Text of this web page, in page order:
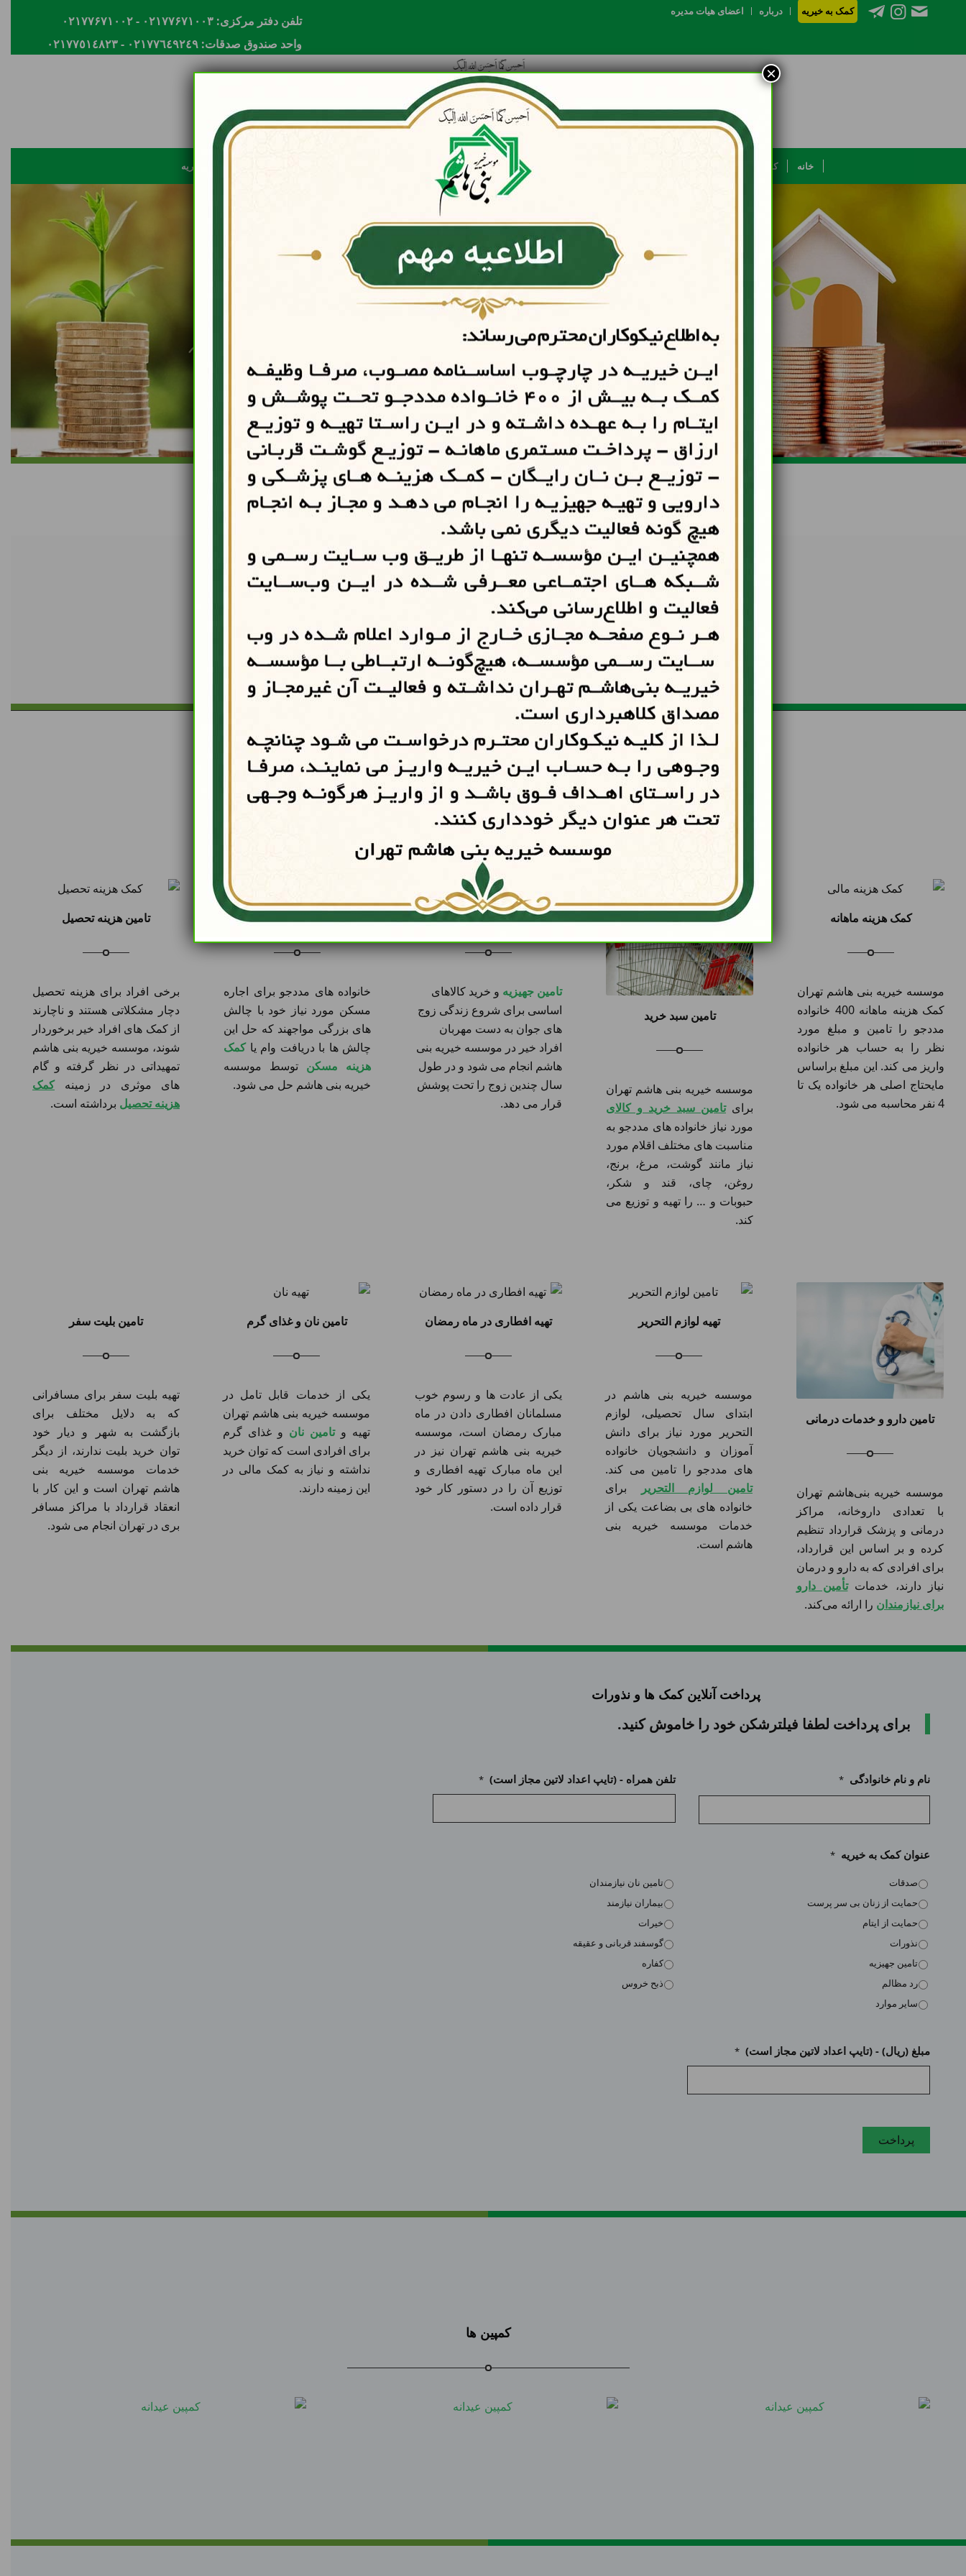
کمک به خیریه درباره اعضای هیات مدیره
تلفن دفتر مرکزی: ۰۲۱۷۷۶۷۱۰۰۳ - ۰۲۱۷۷۶۷۱۰۰۲
واحد صندوق صدقات: ٠٢١٧٧٦٤٩٢٤٩ - ٠٢١٧٧٥١٤٨٢٣
خانه کمپین ها و پویش ها گزارش عملکرد خیریه اخبار و مقالات تماس با خیریه
موسسه خیریه بنی‌هاشم تهران
موسسه خیریه بنی‌هاشم تهران با مجوز رسمی از وزارت کشور و نیروی انتظامی، از مؤسسات معتبر و
فعال در خدمت رسانی به محرومین است که از سال ١٣۶۴ با همت جمعی از خیرین و زیر نظر مرحوم
حجة‌الاسلام والمسلمین حاج سید مهدی روحانی تأسیس و حدود ۴٠٠ خانواده را به طور مستقیم تحت
پوشش دارد.
خدمات خیریه بنی هاشم تهران
کمک هزینه ماهانه
موسسه خیریه بنی هاشم تهران
کمک هزینه ماهانه 400 خانواده
مددجو را تامین و مبلغ مورد
نظر را به حساب هر خانواده
واریز می کند. این مبلغ براساس
مایحتاج اصلی هر خانواده یک تا
4 نفر محاسبه می شود.
تامین سبد خرید
موسسه خیریه بنی هاشم تهران
برایتامین سبد خرید و کالای
مورد نیاز خانواده های مددجو به
مناسبت های مختلف اقلام مورد
نیاز مانند گوشت، مرغ، برنج،
روغن، چای، قند و شکر،
حبوبات و … را تهیه و توزیع می
کند.
تامین جهیزیه
تامین جهیزیه و خرید کالاهای
اساسی برای شروع زندگی زوج
های جوان به دست مهربان
افراد خیر در موسسه خیریه بنی
هاشم انجام می شود و در طول
سال چندین زوج را تحت پوشش
قرار می دهد.
کمک هزینه مسکن
خانواده های مددجو برای اجاره
مسکن مورد نیاز خود با چالش
های بزرگی مواجهند که حل این
چالش ها با دریافت وام یاکمک
هزینه مسکن توسط موسسه
خیریه بنی هاشم حل می شود.
تامین هزینه تحصیل
برخی افراد برای هزینه تحصیل
دچار مشکلاتی هستند و ناچارند
از کمک های افراد خیر برخوردار
شوند، موسسه خیریه بنی هاشم
تمهیداتی در نظر گرفته و گام
های موثری در زمینهکمک
هزینه تحصیل برداشته است.
تامین دارو و خدمات درمانی
موسسه خیریه بنی‌هاشم تهران
با تعدادی داروخانه، مراکز
درمانی و پزشک قرارداد تنظیم
کرده و بر اساس این قرارداد،
برای افرادی که به دارو و درمان
نیاز دارند، خدماتتأمین دارو
برای نیازمندان را ارائه می‌کند.
تهیه لوازم التحریر
موسسه خیریه بنی هاشم در
ابتدای سال تحصیلی، لوازم
التحریر مورد نیاز برای دانش
آموزان و دانشجویان خانواده
های مددجو را تامین می کند.
تامین لوازم التحریر
برای
خانواده های بی بضاعت یکی از
خدمات موسسه خیریه بنی
هاشم است.
تهیه افطاری در ماه رمضان
یکی از عادت ها و رسوم خوب
مسلمانان افطاری دادن در ماه
مبارک رمضان است، موسسه
خیریه بنی هاشم تهران نیز در
این ماه مبارک تهیه افطاری و
توزیع آن را در دستور کار خود
قرار داده است.
تامین نان و غذای گرم
یکی از خدمات قابل تامل در
موسسه خیریه بنی هاشم تهران
تهیه وتامین نان و غذای گرم
برای افرادی است که توان خرید
نداشته و نیاز به کمک مالی در
این زمینه دارند.
تامین بلیت سفر
تهیه بلیت سفر برای مسافرانی
که به دلایل مختلف برای
بازگشت به شهر و دیار خود
توان خرید بلیت ندارند، از دیگر
خدمات موسسه خیریه بنی
هاشم تهران است و این کار با
انعقاد قرارداد با مراکز مسافر
بری در تهران انجام می شود.
پرداخت آنلاین کمک ها و نذورات
برای پرداخت لطفا فیلترشکن خود را خاموش کنید.
نام و نام خانوادگی *
و
خانوادگی
تلفن همراه - (تایپ اعداد لاتین مجاز است) *
عنوان کمک به خیریه *
صدقات
تامین نان نیازمندان
حمایت از زنان بی سر پرست
بیماران نیازمند
حمایت از ایتام
خیرات
نذورات
گوسفند قربانی و عقیقه
تامین جهیزیه
کفاره
رد مظالم
ذبح خروس
سایر موارد
مبلغ (ریال) - (تایپ اعداد لاتین مجاز است) *
کمپین ها
×